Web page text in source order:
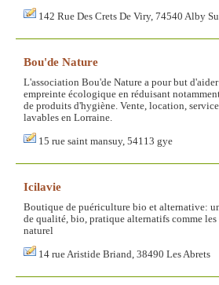
142 Rue Des Crets De Viry, 74540 Alby
Bou'de Nature
L'association Bou'de Nature a pour but
empreinte écologique en réduisant
de produits d'hygiène. Vente, location,
lavables en Lorraine.
15 rue saint mansuy, 54113 gye
Icilavie
Boutique de puériculture bio et alternative:
de qualité, bio, pratique alternatifs comme les
naturel
14 rue Aristide Briand, 38490 Les Abrets